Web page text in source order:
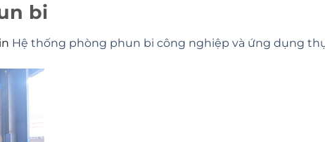
bi
in Hệ thống phòng phun bi công nghiệp và ứng dụng